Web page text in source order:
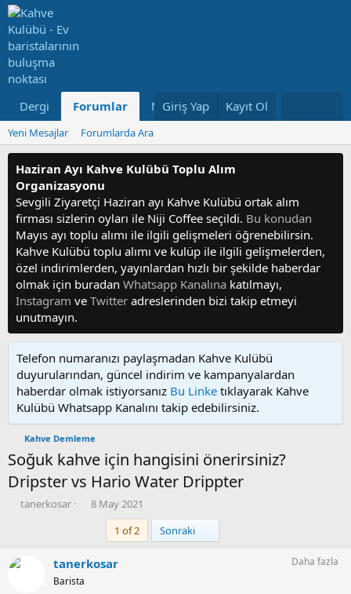
Dergi Forumlar Neler Yeni Kullanıcılar
Giriş Yap Kayıt Ol
Yeni Mesajlar Forumlarda Ara
Haziran Ayı Kahve Kulübü Toplu Alım
Organizasyonu
Sevgili Ziyaretçi Haziran ayı Kahve Kulübü ortak alım
firması sizlerin oyları ile Niji Coffee seçildi. Bu konudan
Mayıs ayı toplu alımı ile ilgili gelişmeleri öğrenebilirsin.
Kahve Kulübü toplu alımı ve kulüp ile ilgili gelişmelerden,
özel indirimlerden, yayınlardan hızlı bir şekilde haberdar
olmak için buradan Whatsapp Kanalına katılmayı,
Instagram ve Twitter adreslerinden bizi takip etmeyi
unutmayın.
Telefon numaranızı paylaşmadan Kahve Kulübü
duyurularından, güncel indirim ve kampanyalardan
haberdar olmak istiyorsanız Bu Linke tıklayarak Kahve
Kulübü Whatsapp Kanalını takip edebilirsiniz.
Kahve Demleme
Soğuk kahve için hangisini önerirsiniz?
Dripster vs Hario Water Drippter
K
y
tanerkosar
B
a
8 May 2021
1 of 2
Sonraki
tanerkosar
Barista
Daha fazla